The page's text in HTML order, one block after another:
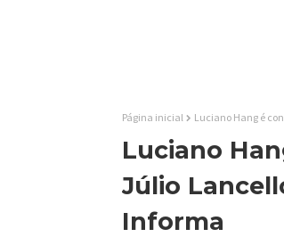
Página inicial Luciano Hang é
Luciano
Júlio
Informa